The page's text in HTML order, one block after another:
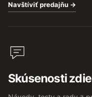
Navštíviť predajňu →
Skúsenosti